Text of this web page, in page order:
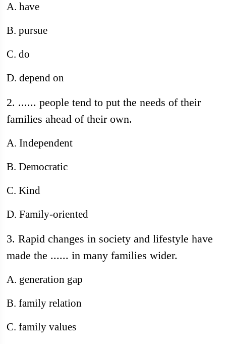
A. have
B. pursue
C. do
D. depend on
2. ...... people tend to put the needs of their
families ahead of their own.
A. Independent
B. Democratic
C. Kind
D. Family-oriented
3. Rapid changes in society and lifestyle have
made the ...... in many families wider.
A. generation gap
B. family relation
C. family values